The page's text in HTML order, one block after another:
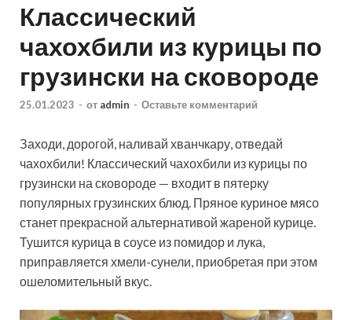
Классический
чахохбили из курицы по
грузински на сковороде
25.01.2023 - от admin - Оставьте комментарий
Заходи, дорогой, наливай хванчкару, отведай
чахохбили! Классический чахохбили из курицы по
грузински на сковороде — входит в пятерку
популярных грузинских блюд. Пряное куриное мясо
станет прекрасной альтернативой жареной курице.
Тушится курица в соусе из помидор и лука,
приправляется хмели-сунели, приобретая при этом
ошеломительный вкус.